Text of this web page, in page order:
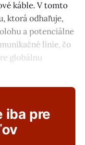
káble. V tomto
ktorá odhaľuje,
a potenciálne
línie, čo
globálnu
iba pre